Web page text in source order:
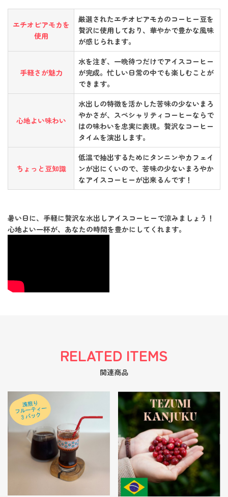
エチオピアモカを
使用
厳選されたエチオピアモカのコーヒー豆を
贅沢に使用しており、華やかで豊かな風味
が感じられます。
手軽さが魅力
水を注ぎ、一晩待つだけでアイスコーヒー
が完成。忙しい日常の中でも楽しむことが
できます。
心地よい味わい
水出しの特徴を活かした苦味の少ないまろ
やかさが、スペシャリティコーヒーならで
はの味わいを忠実に表現。贅沢なコーヒー
タイムを演出します。
ちょっと豆知識
低温で抽出するためにタンニンやカフェイ
ンが出にくいので、苦味の少ないまろやか
なアイスコーヒーが出来るんです！
暑い日に、手軽に贅沢な水出しアイスコーヒーで涼みましょう！
心地よい一杯が、あなたの時間を豊かにしてくれます。
RELATED ITEMS
関連商品